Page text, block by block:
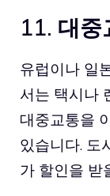
11. 대중
유럽이나 일
서는 택시나
대중교통을
있습니다. 도
가 할인을 받